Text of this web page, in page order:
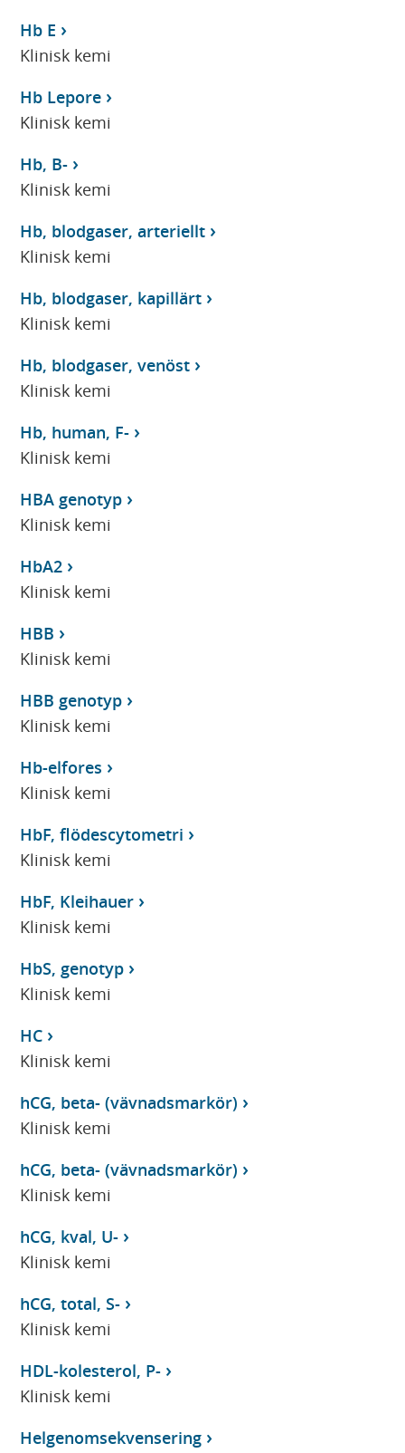
Hb E
Klinisk kemi
Hb Lepore
Klinisk kemi
Hb, B-
Klinisk kemi
Hb, blodgaser, arteriellt
Klinisk kemi
Hb, blodgaser, kapillärt
Klinisk kemi
Hb, blodgaser, venöst
Klinisk kemi
Hb, human, F-
Klinisk kemi
HBA genotyp
Klinisk kemi
HbA2
Klinisk kemi
HBB
Klinisk kemi
HBB genotyp
Klinisk kemi
Hb-elfores
Klinisk kemi
HbF, flödescytometri
Klinisk kemi
HbF, Kleihauer
Klinisk kemi
HbS, genotyp
Klinisk kemi
HC
Klinisk kemi
hCG, beta- (vävnadsmarkör)
Klinisk kemi
hCG, beta- (vävnadsmarkör)
Klinisk kemi
hCG, kval, U-
Klinisk kemi
hCG, total, S-
Klinisk kemi
HDL-kolesterol, P-
Klinisk kemi
Helgenomsekvensering